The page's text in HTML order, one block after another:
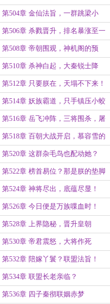
第504章 金仙法旨，一群跳梁小
丑！
第506章 杀戮晋升，排名暴涨至一
百！
第508章 帝朝围观，神机阁的预
言！
第510章 杀神白起，大秦锐士降
临！
第512章 只要朕在，天塌不下来！
第514章 妖族霸道，只手镇压小蛟
龙
第516章 岳飞冲阵，三将围杀，屠
国令下！
第518章 百朝大战开启，慕容雪的
算计！
第520章 这群杂毛鸟也配动她？
第522章 榜首易位？那是朕的垫脚
石！
第524章 神将尽出，底蕴尽显！
第526章 今日便是万族喋血时！
第528章 上界隐秘，晋升皇朝
第530章 帝君震怒，大将作死
第532章 陪嫁丫鬟？联盟法旨！
第534章 联盟长老亲临？
第536章 四子秦彻联姻赤梦